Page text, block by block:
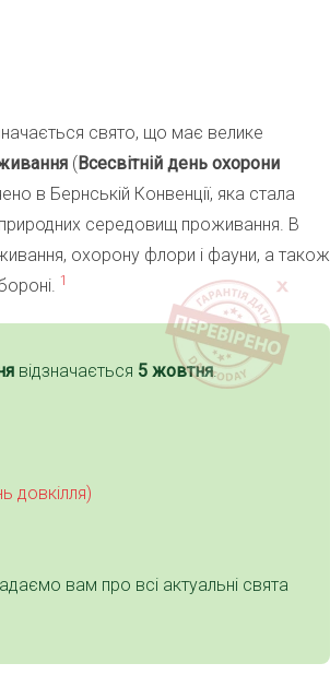
свято, що має велике
(Всесвітній день охорони
в Бернській Конвенції, яка стала
середовищ проживання. В
охорону флори і фауни, а також
1
відзначається 5 жовтня.
довкілля)
вам про всі актуальні свята